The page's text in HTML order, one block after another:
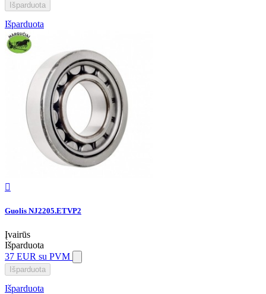
Išparduota
Išparduota

Guolis NJ2205.ETVP2
Įvairūs
Išparduota
37 EUR su PVM
Išparduota
Išparduota